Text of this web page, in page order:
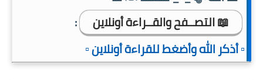
📖 التصــفح والقــراءة أونلاين
:
▫️ أذكر الله وأضغط للقراءة أونلاين ▫️